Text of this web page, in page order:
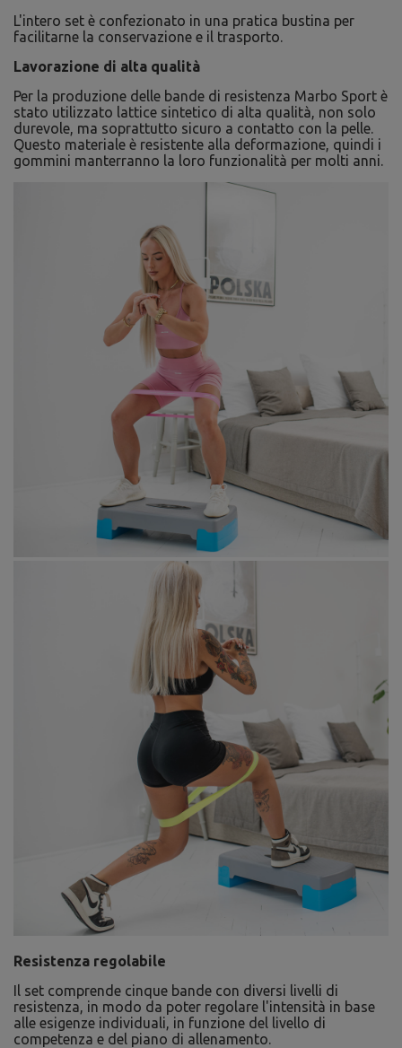
L'intero set è confezionato in una pratica bustina per
facilitarne la conservazione e il trasporto.
Lavorazione di alta qualità
Per la produzione delle bande di resistenza Marbo Sport è
stato utilizzato lattice sintetico di alta qualità, non solo
durevole, ma soprattutto sicuro a contatto con la pelle.
Questo materiale è resistente alla deformazione, quindi i
gommini manterranno la loro funzionalità per molti anni.
Resistenza regolabile
Il set comprende cinque bande con diversi livelli di
resistenza, in modo da poter regolare l'intensità in base
alle esigenze individuali, in funzione del livello di
competenza e del piano di allenamento.